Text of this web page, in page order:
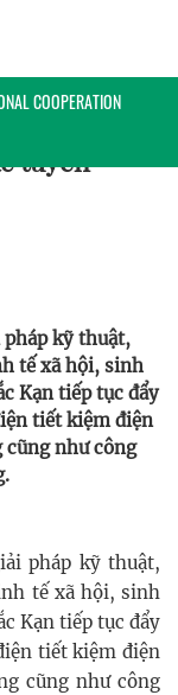
COOPERATION
tuyên
pháp kỹ thuật,
tế xã hội, sinh
Kạn tiếp tục đẩy
tiết kiệm điện
cũng như công
pháp kỹ thuật,
tế xã hội, sinh
Kạn tiếp tục đẩy
tiết kiệm điện
cũng như công